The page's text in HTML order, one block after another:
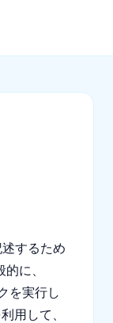
述するため
に、
を実行し
用して、